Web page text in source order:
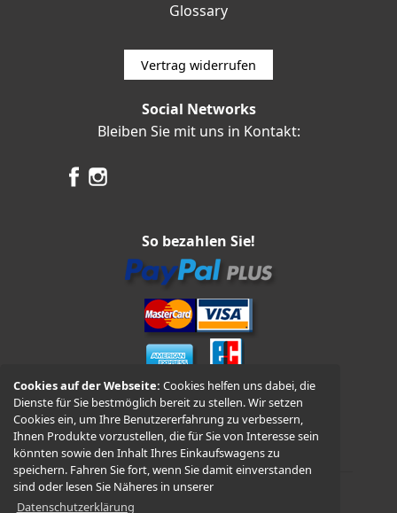
Cookies auf der Webseite:Cookies helfen uns dabei, die
Dienste für Sie bestmöglich bereit zu stellen. Wir setzen
Cookies ein, um Ihre Benutzererfahrung zu verbessern,
Ihnen Produkte vorzustellen, die für Sie von Interesse sein
könnten sowie den Inhalt Ihres Einkaufswagens zu
speichern. Fahren Sie fort, wenn Sie damit einverstanden
sind oder lesen Sie Näheres in unserer
Datenschutzerklärung
Glossary
Vertrag widerrufen
Social Networks
Bleiben Sie mit uns in Kontakt:
So bezahlen Sie!
Vorkasse und Nachnahme